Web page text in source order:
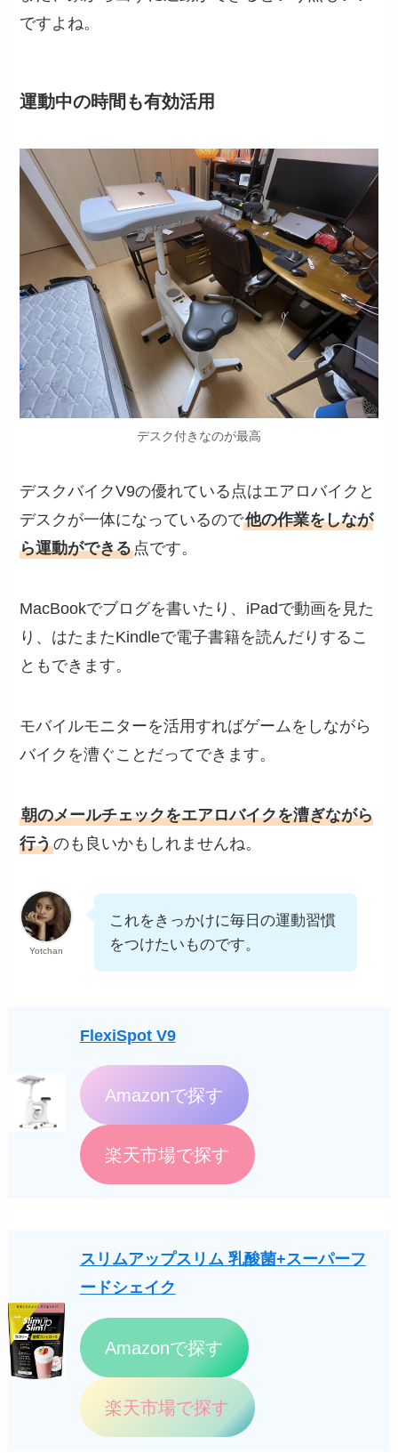
ですよね。
運動中の時間も有効活用
デスク付きなのが最高
デスクバイクV9の優れている点はエアロバイクと
デスクが一体になっているので他の作業をしなが
ら運動ができる点です。
MacBookでブログを書いたり、iPadで動画を見た
り、はたまたKindleで電子書籍を読んだりするこ
ともできます。
モバイルモニターを活用すればゲームをしながら
バイクを漕ぐことだってできます。
朝のメールチェックをエアロバイクを漕ぎながら
行うのも良いかもしれませんね。
Yotchan
これをきっかけに毎日の運動習慣
をつけたいものです。
FlexiSpot V9
Amazonで探す
楽天市場で探す
スリムアップスリム 乳酸菌+スーパーフ
ードシェイク
Amazonで探す
楽天市場で探す